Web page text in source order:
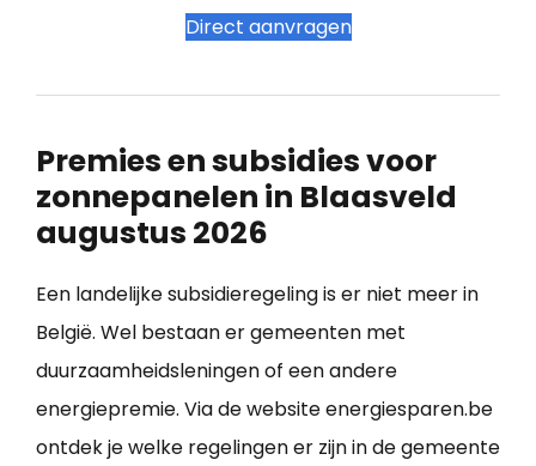
Direct aanvragen
Premies en subsidies voor
zonnepanelen in Blaasveld
augustus 2026
Een landelijke subsidieregeling is er niet meer in
België. Wel bestaan er gemeenten met
duurzaamheidsleningen of een andere
energiepremie. Via de website energiesparen.be
ontdek je welke regelingen er zijn in de gemeente